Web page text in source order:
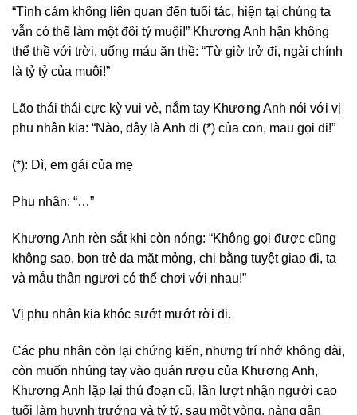
“Tình cảm không liên quan đến tuổi tác, hiện tại chúng ta
vẫn có thể làm một đôi tỷ muội!” Khương Anh hận không
thể thề với trời, uống máu ăn thề: “Từ giờ trở đi, ngài chính
là tỷ tỷ của muội!”
Lão thái thái cực kỳ vui vẻ, nắm tay Khương Anh nói với vị
phu nhân kia: “Nào, đây là Anh di (*) của con, mau gọi đi!”
(*): Dì, em gái của mẹ
Phu nhân: “…”
Khương Anh rèn sắt khi còn nóng: “Không gọi được cũng
không sao, bọn trẻ da mặt mỏng, chi bằng tuyệt giao đi, ta
và mẫu thân ngươi có thể chơi với nhau!”
Vị phu nhân kia khóc sướt mướt rời đi.
Các phu nhân còn lại chứng kiến, nhưng trí nhớ không dài,
còn muốn nhúng tay vào quán rượu của Khương Anh,
Khương Anh lặp lại thủ đoạn cũ, lần lượt nhận người cao
tuổi làm huynh trưởng và tỷ tỷ, sau một vòng, nàng gần